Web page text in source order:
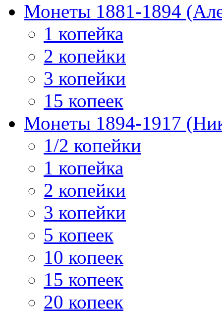
Монеты 1881-1894
1 копейка
2 копейки
3 копейки
15 копеек
Монеты 1894-1917
1/2 копейки
1 копейка
2 копейки
3 копейки
5 копеек
10 копеек
15 копеек
20 копеек